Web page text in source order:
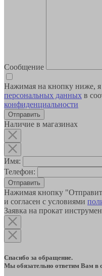
Сообщение
Нажимая на кнопку ниже,
персональных данных в
конфиденциальности
Наличие в магазинах
Имя:
Телефон:
Отправить
Нажимая кнопку
и согласен с условиями
Заявка на прокат
Спасибо за обращение.
Мы обязательно ответим Вам в